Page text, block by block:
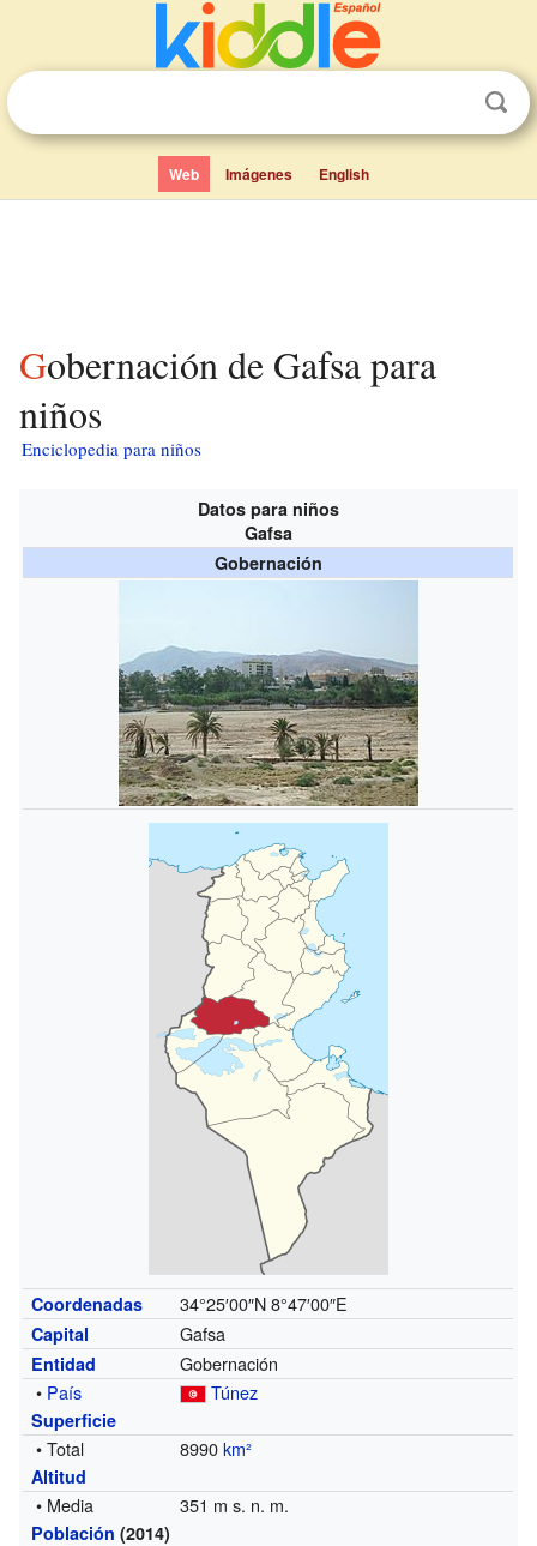
Web Imágenes English
Gobernación de Gafsa para
niños
Enciclopedia para niños
Datos para niños
Gafsa
Gobernación
Coordenadas 34°25′00″N 8°47′00″E
Capital Gafsa
Entidad
Gobernación
• País Túnez
Superficie
• Total 8990km²
Altitud
• Media 351 m s. n. m.
Población (2014)